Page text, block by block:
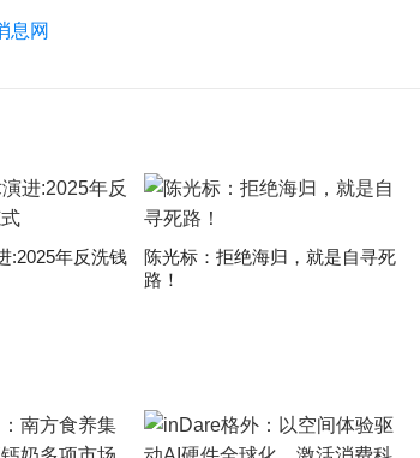
息网
:2025年反洗钱
陈光标：拒绝海归，就是自寻死
路！